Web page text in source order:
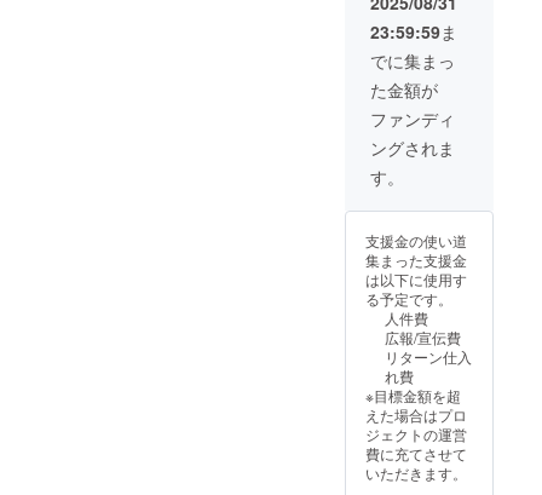
そんな
選ぶ時
間も楽
しめ
る、
Wildrac
eの香り
に包ま
れる毎
くださ
い。
キャン
ドル2種
（通常
サイ
ズ 香
りはお
まかせ
& お楽
本未発
売&発売
未定】
睡眠サ
ポート
ミニ
キャン
ドルギ
フト
セット
（ミニ3
個） ・
【日本
未発売&
発売未
を一緒
につ
くって
いく仲
間とし
て、心
からの
込め
て。
【セッ
ト内
容】 ・
ベーカ
リー
キャン
ドル3種
・【日
本未発
売&発売
未定】
キャン
ドル2種
ン限定
の特別
BOXで
す。 日
本未発
売&発売
未定の
本体
や、香
りを
ぎゅっ
と詰め
込んだ
ミニ
キャン
ドル、
さらに
は、
テーマ
別のギ
フト
セット
まで…
定5名）
※送料込
み
Wildrac
eをとこ
とん楽
しみ尽
くした
る、日
売キャ
ンドル
＆全ラ
イン
ナップ
を詰め
込ん
ラファ
ン限定
の特別
BOXで
す。 日
23:59:59ま
でに集まっ
た金額が
ファンディ
ングされま
す。
支援金の使い道
集まった支援金
は以下に使用す
る予定です。
人件費
広報/宣伝費
リターン仕入
れ費
※目標金額を超
えた場合はプロ
ジェクトの運営
費に充てさせて
いただきます。